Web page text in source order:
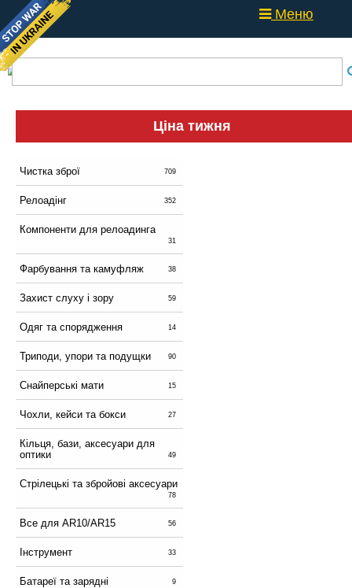
Меню
Ціна тижня
Чистка зброї 709
Релоадінг 352
Компоненти для релоадинга
31
Фарбування та камуфляж 38
Захист слуху і зору 59
Одяг та спорядження 14
Триподи, упори та подущки 90
Снайперські мати 15
Чохли, кейси та бокси 27
Кільця, бази, аксесуари для
оптики
49
Стрілецькі та збройові аксесуари
78
Все для AR10/AR15 56
Інструмент 33
Батареї та зарядні 9